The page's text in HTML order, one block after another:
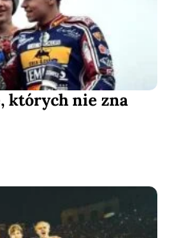
których nie zna